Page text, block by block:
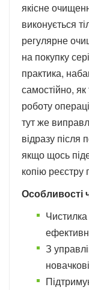
якісне
виконується
регулярне
на покупку
практика,
самостійно,
роботу
тут же
відразу
якщо щось
копію
Особливості
З